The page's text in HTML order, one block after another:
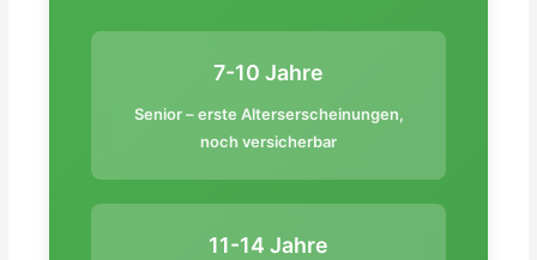
7-10 Jahre
Senior – erste Alterserscheinungen,
noch versicherbar
11-14 Jahre